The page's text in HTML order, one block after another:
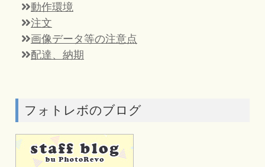
動作環境
注文
画像データ等の注意点
配達、納期
フォトレボのブログ